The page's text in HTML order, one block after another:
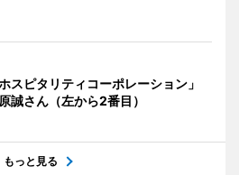
スピタリティコーポレーション」
誠さん（左から2番目）
もっと見る